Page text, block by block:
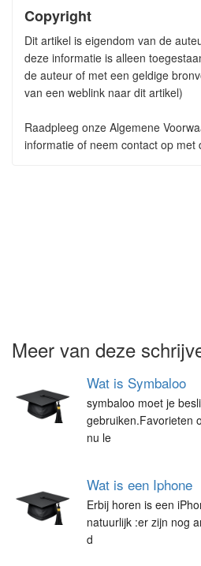
Copyright
Dit artikel is eigendom van de
deze informatie is alleen
de auteur of met een geldige
van een weblink naar dit artikel)
Raadpleeg onze Algemene
informatie of neem contact op met
Meer van deze
Wat is Symbaloo
symbaloo moet je
gebruiken.Favorieten
nu le
Wat is een Iphone
Erbij horen is een
natuurlijk :er zijn nog
d